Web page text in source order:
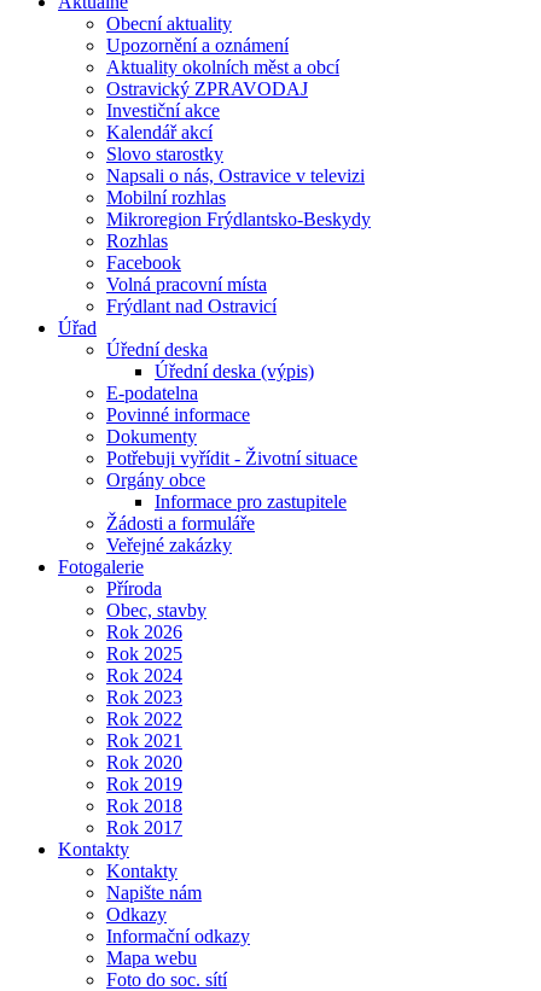
Obecní aktuality
Upozornění a oznámení
Aktuality okolních měst a obcí
Ostravický ZPRAVODAJ
Investiční akce
Kalendář akcí
Slovo starostky
Napsali o nás, Ostravice v televizi
Mobilní rozhlas
Mikroregion Frýdlantsko-Beskydy
Rozhlas
Facebook
Volná pracovní místa
Frýdlant nad Ostravicí
Úřad
Úřední deska
Úřední deska (výpis)
E-podatelna
Povinné informace
Dokumenty
Potřebuji vyřídit - Životní situace
Orgány obce
Informace pro zastupitele
Žádosti a formuláře
Veřejné zakázky
Fotogalerie
Příroda
Obec, stavby
Rok 2026
Rok 2025
Rok 2024
Rok 2023
Rok 2022
Rok 2021
Rok 2020
Rok 2019
Rok 2018
Rok 2017
Kontakty
Kontakty
Napište nám
Odkazy
Informační odkazy
Mapa webu
Foto do soc. sítí